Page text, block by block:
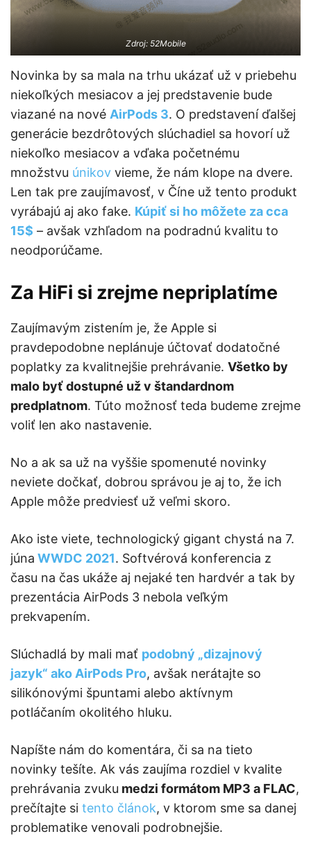
Zdroj: 52Mobile
Novinka by sa mala na trhu ukázať už v priebehu
niekoľkých mesiacov a jej predstavenie bude
viazané na nové AirPods 3. O predstavení ďalšej
generácie bezdrôtových slúchadiel sa hovorí už
niekoľko mesiacov a vďaka početnému
množstvu únikov vieme, že nám klope na dvere.
Len tak pre zaujímavosť, v Číne už tento produkt
vyrábajú aj ako fake. Kúpiť si ho môžete za cca
15$ – avšak vzhľadom na podradnú kvalitu to
neodporúčame.
Za HiFi si zrejme nepriplatíme
Zaujímavým zistením je, že Apple si
pravdepodobne neplánuje účtovať dodatočné
poplatky za kvalitnejšie prehrávanie. Všetko by
malo byť dostupné už v štandardnom
predplatnom. Túto možnosť teda budeme zrejme
voliť len ako nastavenie.
No a ak sa už na vyššie spomenuté novinky
neviete dočkať, dobrou správou je aj to, že ich
Apple môže predviesť už veľmi skoro.
Ako iste viete, technologický gigant chystá na 7.
júna WWDC 2021. Softvérová konferencia z
času na čas ukáže aj nejaké ten hardvér a tak by
prezentácia AirPods 3 nebola veľkým
prekvapením.
Slúchadlá by mali mať podobný „dizajnový
jazyk“ ako AirPods Pro, avšak nerátajte so
silikónovými špuntami alebo aktívnym
potláčaním okolitého hluku.
Napíšte nám do komentára, či sa na tieto
novinky tešíte. Ak vás zaujíma rozdiel v kvalite
prehrávania zvuku medzi formátom MP3 a FLAC,
prečítajte si tento článok, v ktorom sme sa danej
problematike venovali podrobnejšie.